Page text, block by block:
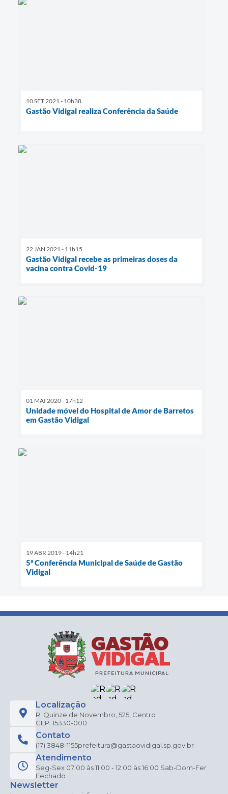
10 SET 2021 - 10h38
Gastão Vidigal realiza Conferência da Saúde
22 JAN 2021 - 11h15
Gastão Vidigal recebe as primeiras doses da
vacina contra Covid-19
01 MAI 2020 - 17h12
Unidade móvel do Hospital de Amor de Barretos
em Gastão Vidigal
19 ABR 2019 - 14h21
5ª Conferência Municipal de Saúde de Gastão
Vidigal
Localização
R. Quinze de Novembro, 525, Centro
CEP: 15330-000
Contato
(17) 3848-1155prefeitura@gastaovidigal.sp.gov.br
Atendimento
Seg-Sex 07:00 às 11:00 - 12:00 às 16:00 Sab-Dom-Fer
Fechado
Newsletter